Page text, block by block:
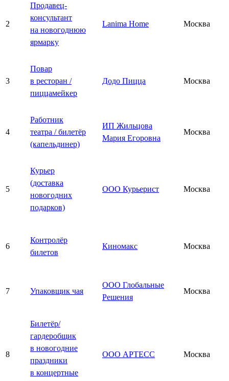
2
Продавец-
консультант
на новогоднюю
ярмарку
Lanima Home Москва
3
Повар
в ресторан /
пиццамейкер
Додо Пицца Москва
4
Работник
театра / билетёр
(капельдинер)
ИП Жильцова
Мария Егоровна
Москва
5
Курьер
(доставка
новогодних
подарков)
ООО Курьерист Москва
6
Контролёр
билетов
Киномакс Москва
7 Упаковщик чая
ООО Глобальные
Решения
Москва
8
Билетёр/
гардеробщик
в новогодние
праздники
в концертные
ООО АРТЕСС Москва